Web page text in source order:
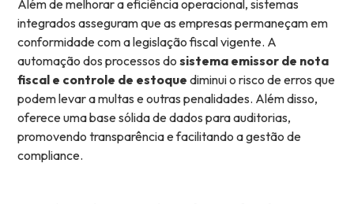
Além de melhorar a eficiência operacional, sistemas
integrados asseguram que as empresas permaneçam em
conformidade com a legislação fiscal vigente. A
automação dos processos dosistema emissor de nota
fiscal e controle de estoque diminui o risco de erros que
podem levar a multas e outras penalidades. Além disso,
oferece uma base sólida de dados para auditorias,
promovendo transparência e facilitando a gestão de
compliance.